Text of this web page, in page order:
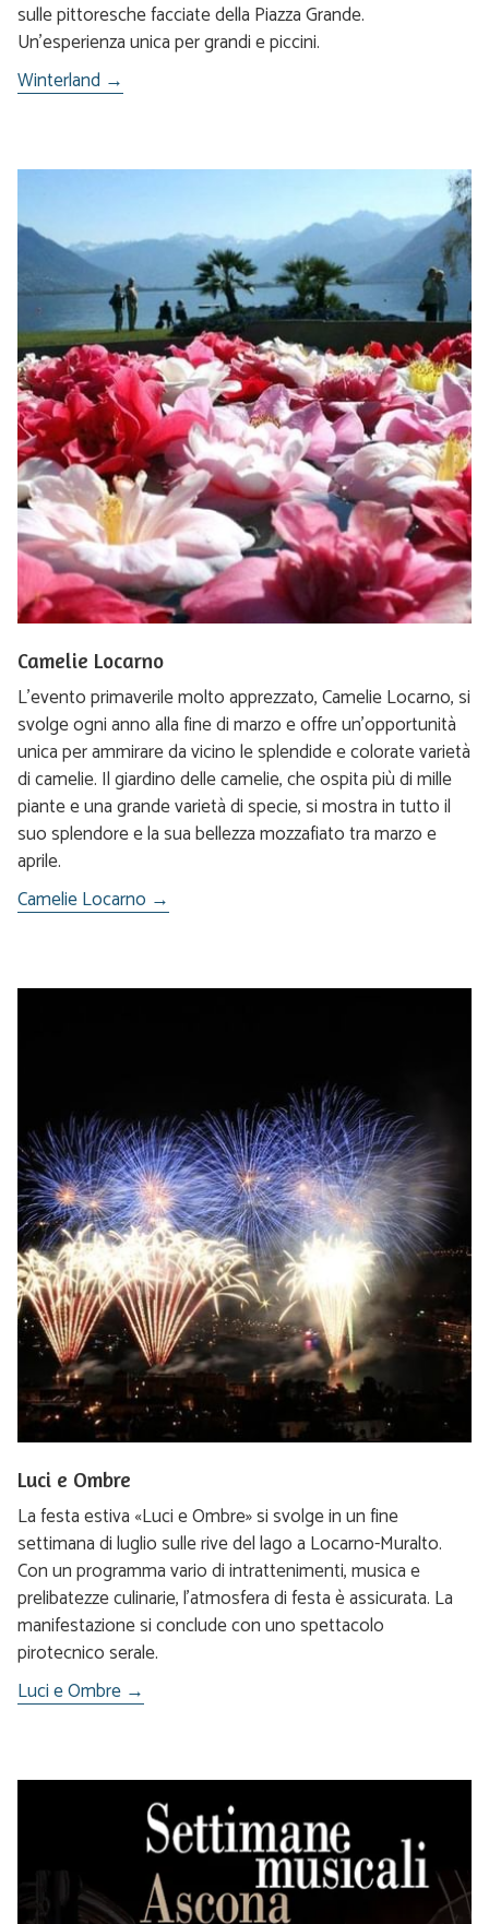
sulle pittoresche facciate della Piazza Grande.
Un'esperienza unica per grandi e piccini.
Winterland →
Camelie Locarno
L’evento primaverile molto apprezzato, Camelie Locarno, si
svolge ogni anno alla fine di marzo e offre un’opportunità
unica per ammirare da vicino le splendide e colorate varietà
di camelie. Il giardino delle camelie, che ospita più di mille
piante e una grande varietà di specie, si mostra in tutto il
suo splendore e la sua bellezza mozzafiato tra marzo e
aprile.
Camelie Locarno →
Luci e Ombre
La festa estiva «Luci e Ombre» si svolge in un fine
settimana di luglio sulle rive del lago a Locarno-Muralto.
Con un programma vario di intrattenimenti, musica e
prelibatezze culinarie, l’atmosfera di festa è assicurata. La
manifestazione si conclude con uno spettacolo
pirotecnico serale.
Luci e Ombre →